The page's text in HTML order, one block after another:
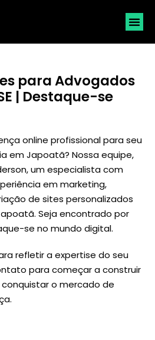
para Advogados
| Destaque-se
online profissional para seu
em Japoatã? Nossa equipe,
, um especialista com
em marketing,
de sites personalizados
Seja encontrado por
se no mundo digital.
refletir a expertise do seu
para começar a construir
o mercado de